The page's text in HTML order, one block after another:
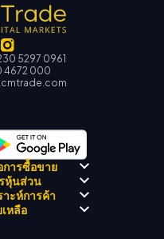
5297 0961
4672 000
การซื้อขาย
AI ที่ปรึกษา
เทรด เคซีเอ็ม
ฐกิ
หุ้นส่วน
กรมโบรกเกอร์
าะห์การค้า
าะห์ตลาด
หลือ